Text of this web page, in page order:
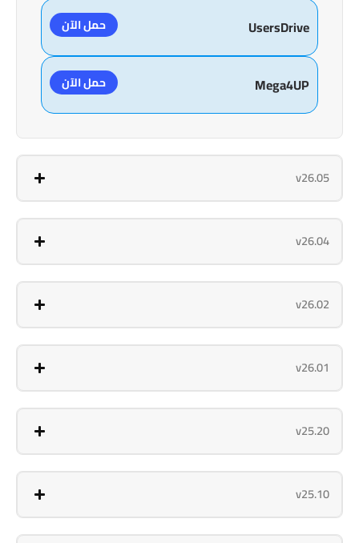
UsersDrive حمل الآن
Mega4UP حمل الآن
v26.05
v26.04
v26.02
v26.01
v25.20
v25.10